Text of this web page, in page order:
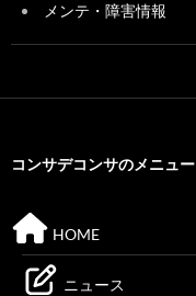
メンテ・障害情報
コンサデコンサのメニュー
HOME
ニュース